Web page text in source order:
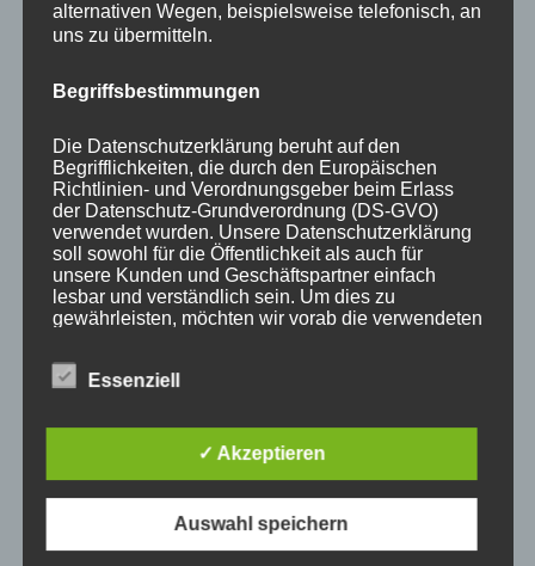
KATEGORIEN
Aktuelle Fakten und Umfragen
Aktuelles vom MP
Allgemein
Naturfoto-Blog
alternativen Wegen, beispielsweise telefonisch, an
uns zu übermitteln.
Begriffsbestimmungen
Die Datenschutzerklärung beruht auf den
Begrifflichkeiten, die durch den Europäischen
Richtlinien- und Verordnungsgeber beim Erlass
der Datenschutz-Grundverordnung (DS-GVO)
verwendet wurden. Unsere Datenschutzerklärung
soll sowohl für die Öffentlichkeit als auch für
unsere Kunden und Geschäftspartner einfach
lesbar und verständlich sein. Um dies zu
gewährleisten, möchten wir vorab die verwendeten
a) personenbezogene Daten
Essenziell
✓ Akzeptieren
Auswahl speichern